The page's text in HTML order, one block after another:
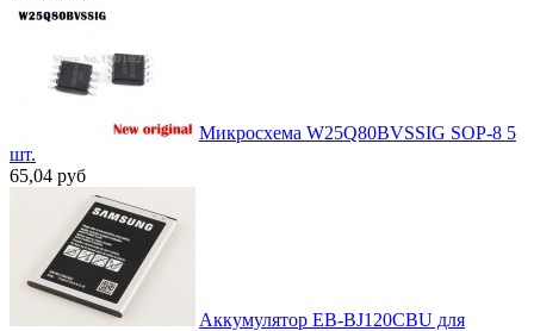
Микросхема W25Q80BVSSIG SOP-8 5
шт.
65,04 руб
Аккумулятор EB-BJ120CBU для